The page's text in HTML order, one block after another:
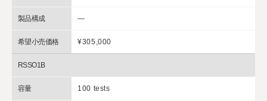
製品構成 ―
希望小売価格 ¥305,000
RSSO1B
容量 100 tests